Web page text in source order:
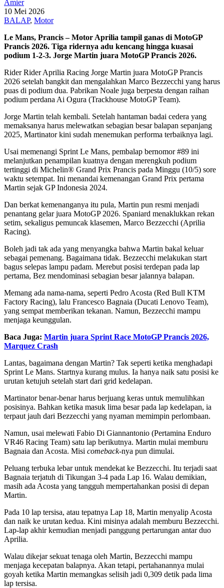
Amier
10 Mei 2026
BALAP, Motor
Le Mans, Prancis – Motor Aprilia tampil ganas di MotoGP
Prancis 2026. Tiga ridernya adu kencang hingga kuasai
podium 1-2-3. Jorge Martin juara MotoGP Prancis 2026.
Rider Rider Aprilia Racing Jorge Martin juara MotoGP Prancis
2026 setelah bangkit dan mengalahkan Marco Bezzecchi yang harus
puas di podium dua. Pabrikan Noale juga berpesta dengan raihan
podium perdana Ai Ogura (Trackhouse MotoGP Team).
Jorge Martin telah kembali. Setelah hantaman badai cedera yang
memaksanya harus melewatkan sebagian besar balapan sepanjang
2025, Martinator kini sudah menemukan performa terbaiknya lagi.
Usai memenangi Sprint Le Mans, pembalap bernomor #89 ini
melanjutkan penampilan kuatnya dengan merengkuh podium
tertinggi di Michelin® Grand Prix Prancis pada Minggu (10/5) sore
waktu setempat. Ini menandai kemenangan Grand Prix pertama
Martin sejak GP Indonesia 2024.
Dan berkat kemenanganya itu pula, Martin pun resmi menjadi
penantang gelar juara MotoGP 2026. Spaniard menaklukkan rekan
setim, sekaligus pemuncak klasemen, Marco Bezzecchi (Aprilia
Racing).
Boleh jadi tak ada yang menyangka bahwa Martin bakal keluar
sebagai pemenang. Bagaimana tidak. Bezzecchi melakukan start
bagus selepas lampu padam. Merebut posisi terdepan pada lap
pertama, Bez mendominasi sebagian besar jalannya balapan.
Memang ada nama-nama, seperti Pedro Acosta (Red Bull KTM
Factory Racing), lalu Francesco Bagnaia (Ducati Lenovo Team),
yang sempat memberikan tekanan. Namun, Bezzecchi mampu
menjaga keunggulan.
Baca Juga: Martin juara Sprint Race MotoGP Prancis 2026,
Marquez Crash
Lantas, bagaimana dengan Martin? Tak seperti ketika menghadapi
Sprint Le Mans. Startnya kurang mulus. Ia hanya naik satu posisi ke
urutan ketujuh setelah start dari grid kedelapan.
Martinator benar-benar harus berjuang keras untuk memulihkan
posisinya. Bahkan ketika masuk lima besar pada lap kedelapan, ia
terpaut jauh dari Bezzecchi yang nyaman memimpin perlombaan.
Namun, usai melewati Fabio Di Giannantonio (Pertamina Enduro
VR46 Racing Team) satu lap berikutnya. Martin mulai memburu
Bagnaia dan Acosta. Misi comeback-nya pun dimulai.
Peluang terbuka lebar untuk mendekat ke Bezzecchi. Itu terjadi saat
Bagnaia terjatuh di Tikungan 3-4 pada Lap 16. Walau demikian,
masih ada Acosta yang tangguh mempertahankan posisi di depan
Martin.
Pada 10 lap tersisa, atau tepatnya Lap 18, Martin menyalip Acosta
dan naik ke urutan kedua. Kini misinya adalah memburu Bezzecchi.
Lap-lap akhir kemudian menjadi panggung pertarungan antar duo
Aprilia.
Walau dikejar sekuat tenaga oleh Martin, Bezzecchi mampu
menjaga kecepatan balapnya. Akan tetapi, pertahanannya mulai
goyah ketika Martin memangkas selisih jadi 0,309 detik pada lima
lap tersisa.